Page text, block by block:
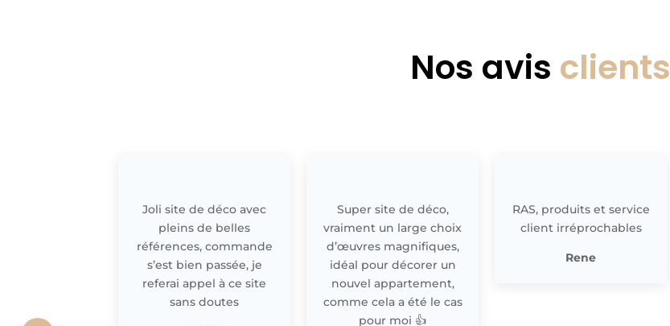
Nos avis clients
Joli site de déco avec
pleins de belles
références, commande
s’est bien passée, je
referai appel à ce site
sans doutes
Super site de déco,
vraiment un large choix
d’œuvres magnifiques,
idéal pour décorer un
nouvel appartement,
comme cela a été le cas
pour moi 👍
RAS, produits et service
client irréprochables
Rene